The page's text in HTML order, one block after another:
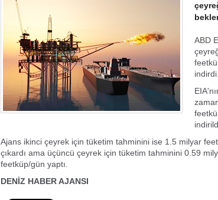
ABD
indirdi.
Ajans ikinci çeyrek için tüketim tahminini ise 1.5 milyar
çıkardı ama üçüncü çeyrek için tüketim tahminini 0.59
feetküp/gün yaptı.
DENİZ HABER AJANSI